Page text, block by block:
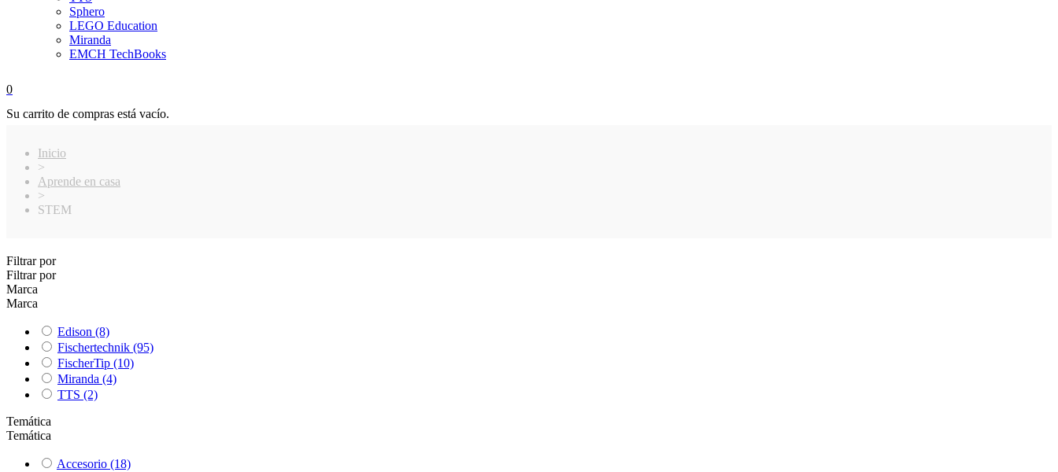
Sphero
LEGO Education
Miranda
EMCH TechBooks
0
Su carrito de compras está vacío.
Inicio
>
Aprende en casa
>
STEM
Filtrar por
Filtrar por
Marca
Marca
Edison (8)
Fischertechnik (95)
FischerTip (10)
Miranda (4)
TTS (2)
Temática
Temática
Accesorio (18)